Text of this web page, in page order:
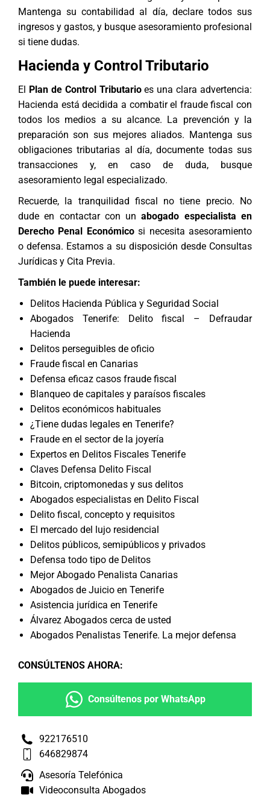
Mantenga su contabilidad al día, declare todos sus
ingresos y gastos, y busque asesoramiento profesional
si tiene dudas.
Hacienda y Control Tributario
El Plan de Control Tributarioes una clara advertencia:
Hacienda está decidida a combatir el fraude fiscal con
todos los medios a su alcance. La prevención y la
preparación son sus mejores aliados. Mantenga sus
obligaciones tributarias al día, documente todas sus
transacciones y, en caso de duda, busque
asesoramiento legal especializado.
Recuerde, la tranquilidad fiscal no tiene precio. No
dude en contactar con unabogado especialista en
Derecho Penal Económicosi necesita asesoramiento
o defensa. Estamos a su disposición desde Consultas
Jurídicas y Cita Previa.
También le puede interesar:
Delitos Hacienda Pública y Seguridad Social
Abogados Tenerife: Delito fiscal – Defraudar
Hacienda
Delitos perseguibles de oficio
Fraude fiscal en Canarias
Defensa eficaz casos fraude fiscal
Blanqueo de capitales y paraísos fiscales
Delitos económicos habituales
¿Tiene dudas legales en Tenerife?
Fraude en el sector de la joyería
Expertos en Delitos Fiscales Tenerife
Claves Defensa Delito Fiscal
Bitcoin, criptomonedas y sus delitos
Abogados especialistas en Delito Fiscal
Delito fiscal, concepto y requisitos
El mercado del lujo residencial
Delitos públicos, semipúblicos y privados
Defensa todo tipo de Delitos
Mejor Abogado Penalista Canarias
Abogados de Juicio en Tenerife
Asistencia jurídica en Tenerife
Álvarez Abogados cerca de usted
Abogados Penalistas Tenerife. La mejor defensa
CONSÚLTENOS AHORA:
Consúltenos por WhatsApp
922176510
646829874
Asesoría Telefónica
Videoconsulta Abogados